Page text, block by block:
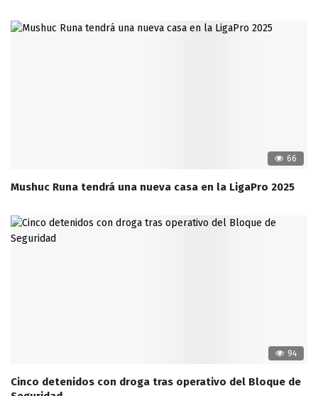
66
Mushuc Runa tendrá una nueva casa en la LigaPro 2025
94
Cinco detenidos con droga tras operativo del Bloque de